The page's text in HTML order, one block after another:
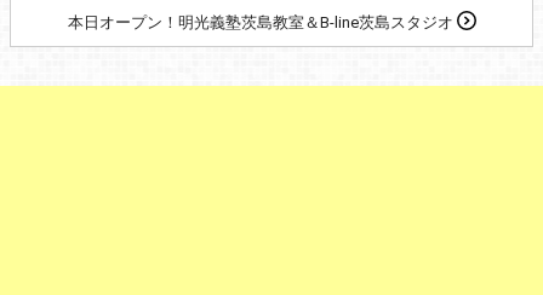
本日オープン！明光義塾茨島教室＆B-line茨島スタジオ